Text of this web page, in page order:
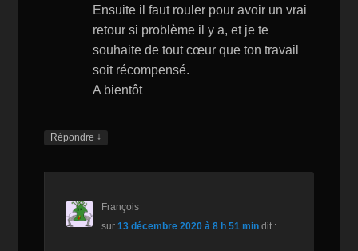
Ensuite il faut rouler pour avoir un vrai
retour si problème il y a, et je te
souhaite de tout cœur que ton travail
soit récompensé.
A bientôt
Répondre ↓
François
sur 13 décembre 2020 à 8 h 51 min dit :